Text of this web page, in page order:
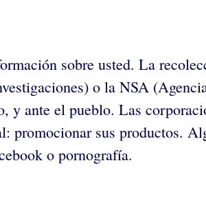
sobre usted. La
o la NSA
y ante el pueblo. Las
sus productos.
o pornografía.